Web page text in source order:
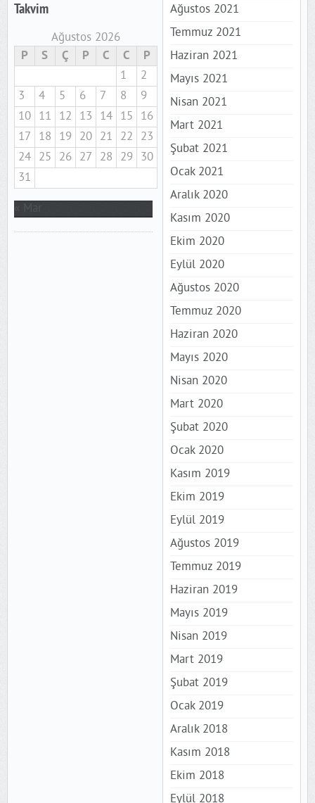
Takvim
Ağustos 2026
P S Ç P C C P
1
2
3
4 5 6 7 8
9
10 11 12 13 14 15 16
17 18 19 20 21 22 23
24 25 26 27 28 29 30
31
Ağustos 2021
Temmuz 2021
Haziran 2021
Mayıs 2021
Nisan 2021
Mart 2021
Şubat 2021
Ocak 2021
Aralık 2020
Kasım 2020
Ekim 2020
Eylül 2020
Ağustos 2020
Temmuz 2020
Haziran 2020
Mayıs 2020
Nisan 2020
Mart 2020
Şubat 2020
Ocak 2020
Kasım 2019
Ekim 2019
Eylül 2019
Ağustos 2019
Temmuz 2019
Haziran 2019
Mayıs 2019
Nisan 2019
Mart 2019
Şubat 2019
Ocak 2019
Aralık 2018
Kasım 2018
Ekim 2018
Eylül 2018